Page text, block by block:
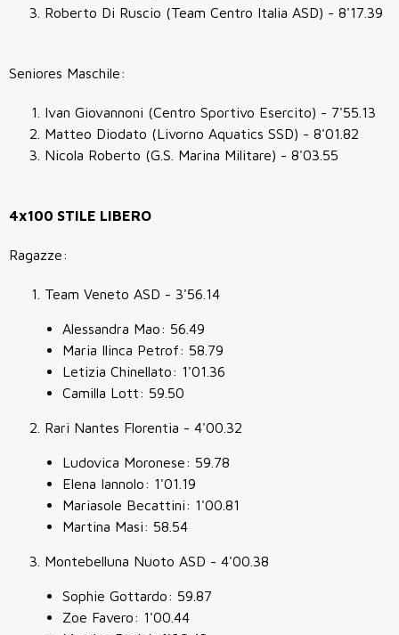
Roberto Di Ruscio (Team Centro Italia ASD) - 8'17.39
Seniores Maschile:
Ivan Giovannoni (Centro Sportivo Esercito) - 7'55.13
Matteo Diodato (Livorno Aquatics SSD) - 8'01.82
Nicola Roberto (G.S. Marina Militare) - 8'03.55
4x100 STILE LIBERO
Ragazze:
Team Veneto ASD - 3'56.14
Alessandra Mao: 56.49
Maria Ilinca Petrof: 58.79
Letizia Chinellato: 1'01.36
Camilla Lott: 59.50
Rari Nantes Florentia - 4'00.32
Ludovica Moronese: 59.78
Elena Iannolo: 1'01.19
Mariasole Becattini: 1'00.81
Martina Masi: 58.54
Montebelluna Nuoto ASD - 4'00.38
Sophie Gottardo: 59.87
Zoe Favero: 1'00.44